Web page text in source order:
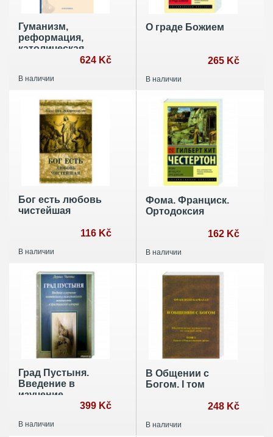
Гуманизм,
реформация,
католическая
624 Kč
В наличии
О граде Божием
265 Kč
В наличии
Бог есть любовь
чистейшая
116 Kč
В наличии
Фома. Франциск.
Ортодоксия
162 Kč
В наличии
Град Пустыня.
Введение в
изучение
египетского и
монашества в
399 Kč
В наличии
В Общении с
Богом. I том
248 Kč
В наличии